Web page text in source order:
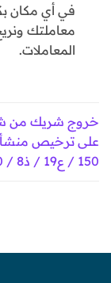
في أي مكان
معاملتك
المعاملات.
خروج شريك من
على ترخيص
150 / ع19 / ذ8 / 3110 )